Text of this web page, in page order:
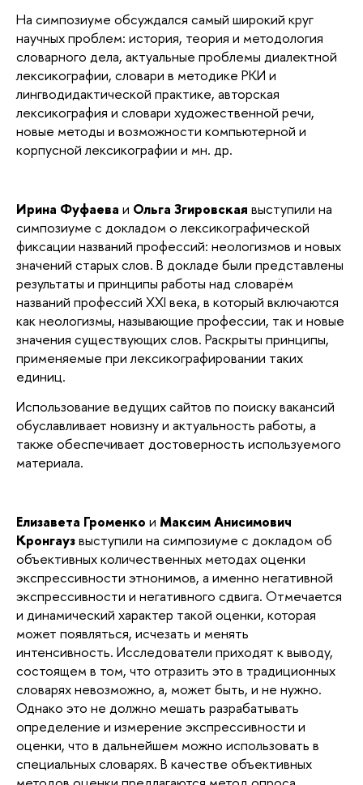
На симпозиуме обсуждался самый широкий круг
научных проблем: история, теория и методология
словарного дела, актуальные проблемы диалектной
лексикографии, словари в методике РКИ и
лингводидактической практике, авторская
лексикография и словари художественной речи,
новые методы и возможности компьютерной и
корпусной лексикографии и мн. др.
Ирина Фуфаева и Ольга Згировская выступили на
симпозиуме с докладом о лексикографической
фиксации названий профессий: неологизмов и новых
значений старых слов. В докладе были представлены
результаты и принципы работы над словарём
названий профессий XXI века, в который включаются
как неологизмы, называющие профессии, так и новые
значения существующих слов. Раскрыты принципы,
применяемые при лексикографировании таких
единиц.
Использование ведущих сайтов по поиску вакансий
обуславливает новизну и актуальность работы, а
также обеспечивает достоверность используемого
материала.
Елизавета Громенко и Максим Анисимович
Кронгаузвыступили на симпозиуме с докладом об
объективных количественных методах оценки
экспрессивности этнонимов, а именно негативной
экспрессивности и негативного сдвига. Отмечается
и динамический характер такой оценки, которая
может появляться, исчезать и менять
интенсивность. Исследователи приходят к выводу,
состоящем в том, что отразить это в традиционных
словарях невозможно, а, может быть, и не нужно.
Однако это не должно мешать разрабатывать
определение и измерение экспрессивности и
оценки, что в дальнейшем можно использовать в
специальных словарях. В качестве объективных